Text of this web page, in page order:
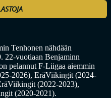
Tenhonen nähdään
22-vuotiaan Benjaminn
pelannut F-Liigaa aiemmin
2026), EräViikingit (2024-
(2022-2023),
(2020-2021).